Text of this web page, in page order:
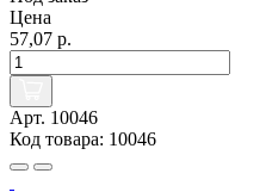
Цена
57,07 р.
Арт. 10046
Код товара: 10046